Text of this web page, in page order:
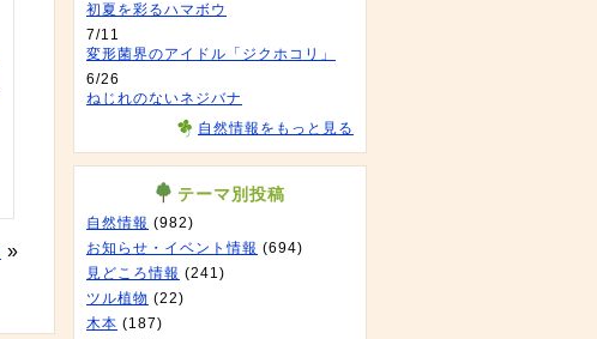
»
初夏を彩るハマボウ
7/11
変形菌界のアイドル「ジクホコリ」
6/26
ねじれのないネジバナ
自然情報をもっと見る
テーマ別投稿
自然情報 (982)
お知らせ・イベント情報 (694)
見どころ情報 (241)
ツル植物 (22)
木本 (187)